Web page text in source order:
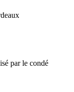
par le condé